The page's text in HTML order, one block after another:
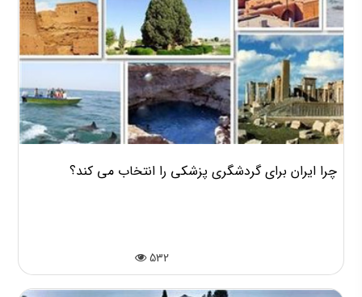
چرا ایران برای گردشگری پزشکی را انتخاب می کند؟
532